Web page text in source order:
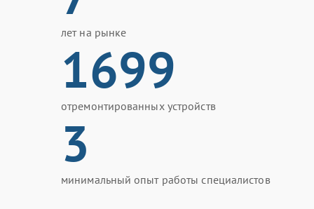
лет на рынке
1699
отремонтированных устройств
3
минимальный опыт работы специалистов